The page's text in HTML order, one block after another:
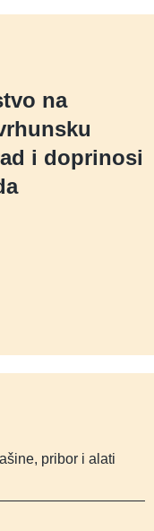
na
i doprinosi
pribor i alati